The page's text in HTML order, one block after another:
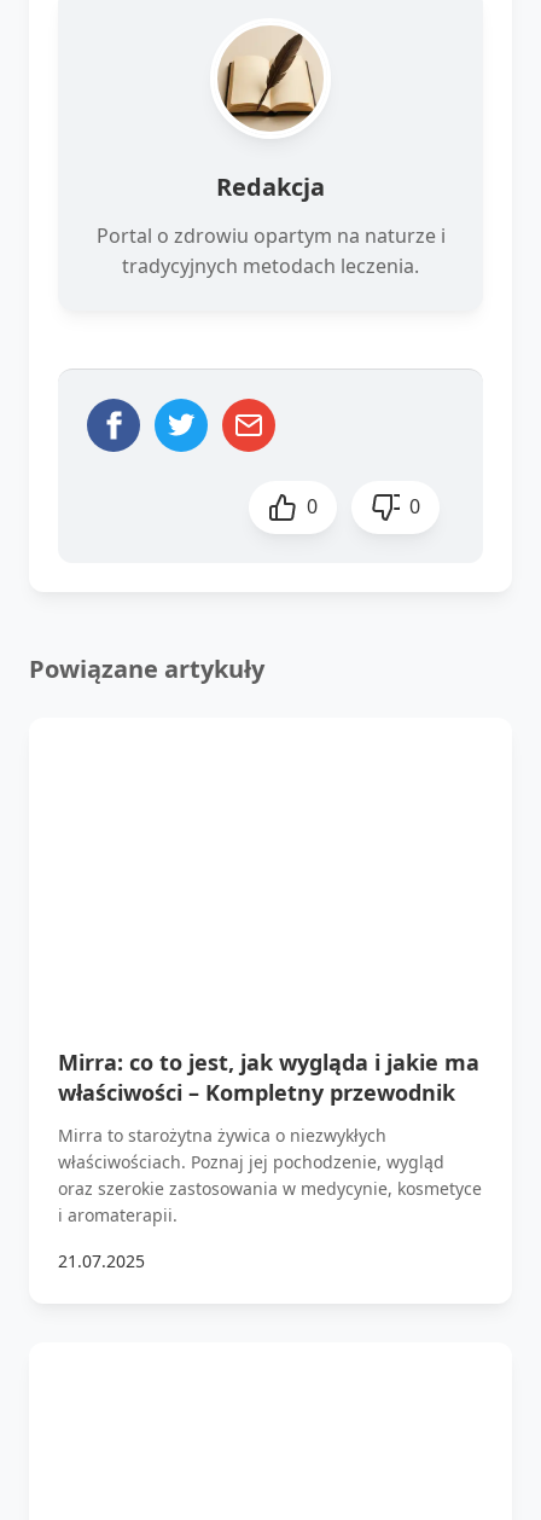
Redakcja
Portal o zdrowiu opartym na naturze i
tradycyjnych metodach leczenia.
0 0
Powiązane artykuły
Mirra: co to jest, jak wygląda i jakie ma
właściwości – Kompletny przewodnik
Mirra to starożytna żywica o niezwykłych
właściwościach. Poznaj jej pochodzenie, wygląd
oraz szerokie zastosowania w medycynie, kosmetyce
i aromaterapii.
21.07.2025